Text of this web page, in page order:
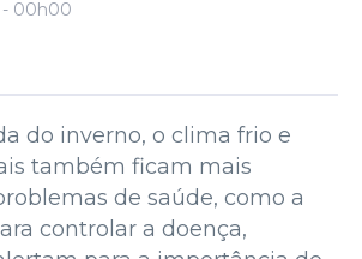
- 00h00
do inverno, o clima frio e
também ficam mais
de saúde, como a
controlar a doença,